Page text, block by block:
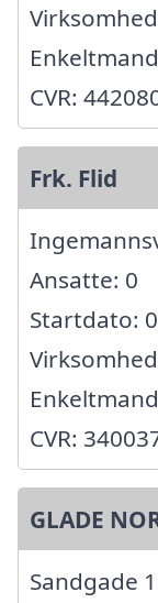
CVR:
Frk. Flid
Ansatte: 0
Startdato:
CVR:
GLADE
Sandgade